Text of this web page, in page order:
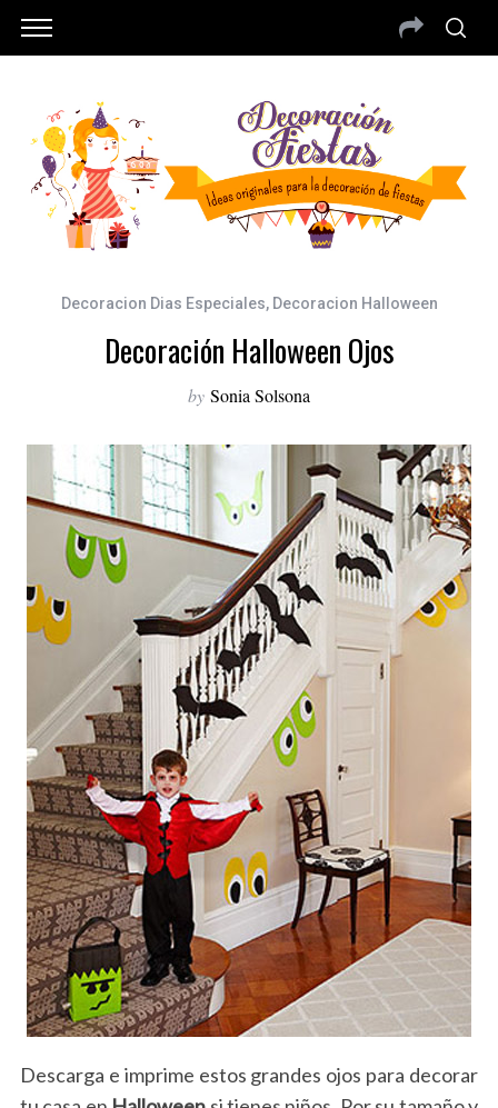
Decoracion Dias Especiales, Decoracion Halloween
Decoración Halloween Ojos
by Sonia Solsona
Descarga e imprime estos grandes ojos para decorar